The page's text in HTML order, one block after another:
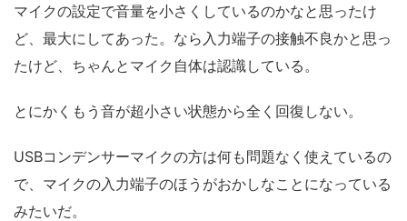
マイクの設定で音量を小さくしているのかなと思ったけ
ど、最大にしてあった。なら入力端子の接触不良かと思っ
たけど、ちゃんとマイク自体は認識している。
とにかくもう音が超小さい状態から全く回復しない。
USBコンデンサーマイクの方は何も問題なく使えているの
で、マイクの入力端子のほうがおかしなことになっている
みたいだ。